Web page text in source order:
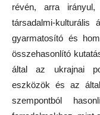
révén, arra
társadalmi-kulturális
gyarmatosító és
összehasonlító
által az ukrajnai
eszközök és az
szempontból